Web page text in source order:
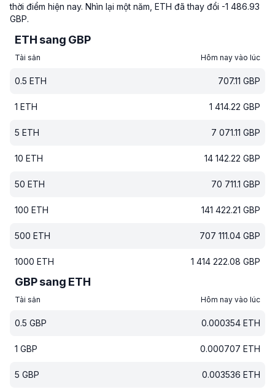
thời điểm hiện nay. Nhìn lại một năm, ETH đã thay đổi -1 486.93
GBP.
ETH sang GBP
Tài sản Hôm nay vào lúc
0.5 ETH 707.11 GBP
1 ETH 1 414.22 GBP
5 ETH 7 071.11 GBP
10 ETH 14 142.22 GBP
50 ETH 70 711.1 GBP
100 ETH 141 422.21 GBP
500 ETH 707 111.04 GBP
1000 ETH 1 414 222.08 GBP
GBP sang ETH
Tài sản Hôm nay vào lúc
0.5 GBP 0.000354 ETH
1 GBP 0.000707 ETH
5 GBP 0.003536 ETH